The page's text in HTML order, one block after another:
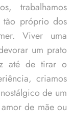
trabalhamos
tão próprio dos
Viver uma
um prato
até de tirar o
criamos
de um
de mãe ou